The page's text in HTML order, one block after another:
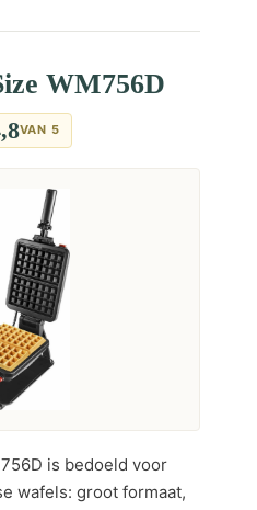
WM756D
VAN 5
is bedoeld voor
wafels: groot formaat,